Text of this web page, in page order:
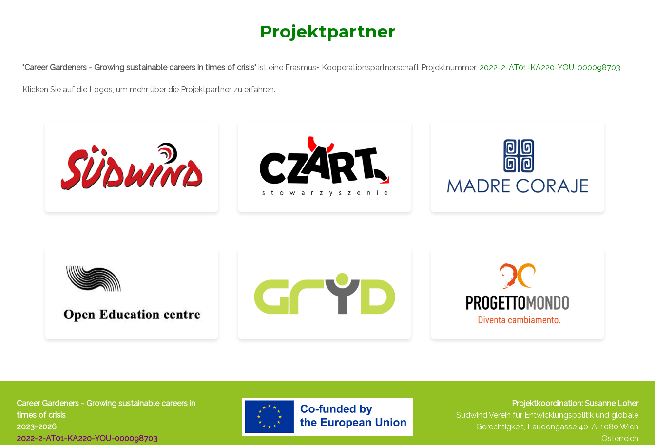
Projektpartner
"Career Gardeners - Growing sustainable careers in times of crisis" ist eine Erasmus+ Kooperationspartnerschaft Projektnummer: 2022-2-AT01-KA220-YOU-000098703
Klicken Sie auf die Logos, um mehr über die Projektpartner zu erfahren.
Career Gardeners - Growing sustainable careers in
times of crisis
2023-2026
2022-2-AT01-KA220-YOU-000098703
Projektkoordination: Susanne Loher
Südwind Verein für Entwicklungspolitik und globale
Gerechtigkeit, Laudongasse 40, A-1080 Wien
Österreich